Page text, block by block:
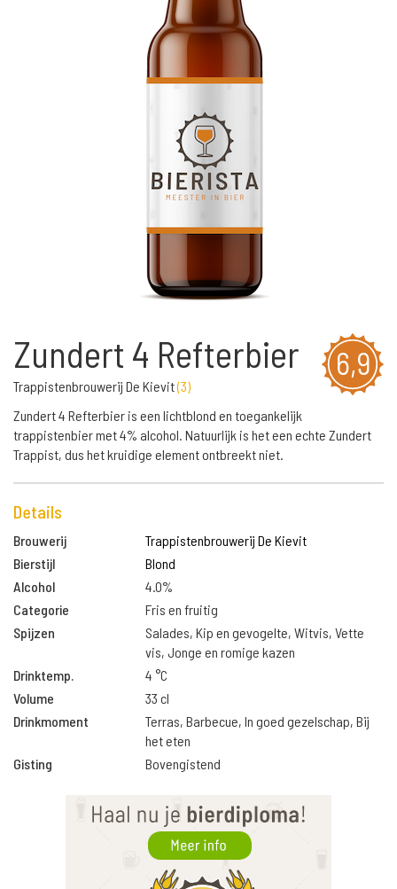
6,9
Zundert 4 Refterbier
Trappistenbrouwerij De Kievit(3)
Zundert 4 Refterbier is een lichtblond en toegankelijk
trappistenbier met 4% alcohol. Natuurlijk is het een echte Zundert
Trappist, dus het kruidige element ontbreekt niet.
Details
Brouwerij
Trappistenbrouwerij De Kievit
Bierstijl
Blond
Alcohol
4.0%
Categorie
Fris en fruitig
Spijzen
Salades, Kip en gevogelte, Witvis, Vette
vis, Jonge en romige kazen
Drinktemp.
4 °C
Volume
33 cl
Drinkmoment
Terras, Barbecue, In goed gezelschap, Bij
het eten
Gisting
Bovengistend